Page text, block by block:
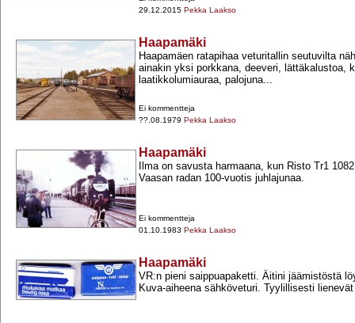
29.12.2015 Pekka Laakso
Haapamäki
Haapamäen ratapihaa veturitallin seutuvilta
ainakin yksi porkkana, deeveri, lättäkalustoa,
laatikkolumiauraa, palojuna...
Ei kommentteja
??.08.1979 Pekka Laakso
Haapamäki
Ilma on savusta harmaana, kun Risto Tr1
Vaasan radan 100-​vuotis juhlajunaa.
Ei kommentteja
01.10.1983 Pekka Laakso
Haapamäki
VR:n pieni saippuapaketti. Äitini jäämistöstä
Kuva-​aiheena sähköveturi. Tyylillisesti